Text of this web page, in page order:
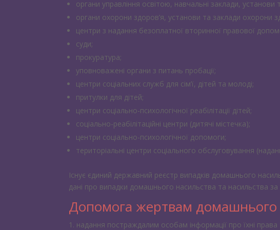
органи управління освітою, навчальні заклади, установи
органи охорони здоров’я, установи та заклади охорони
центри з надання безоплатної вторинної правової
суди;
прокуратура;
уповноважені органи з питань пробації;
центри соціальних служб для сім’ї, дітей та молоді;
притулки для дітей;
центри соціально-психологічної реабілітації дітей;
соціально-реабілітаційні центри (дитячі містечка);
центри соціально-психологічної допомоги;
територіальні центри соціального обслуговування
Існує єдиний державний реєстр випадків домашнього
дані про випадки домашнього насильства та насильства за
Допомога жертвам домашнього
надання постраждалим особам інформації про їхні